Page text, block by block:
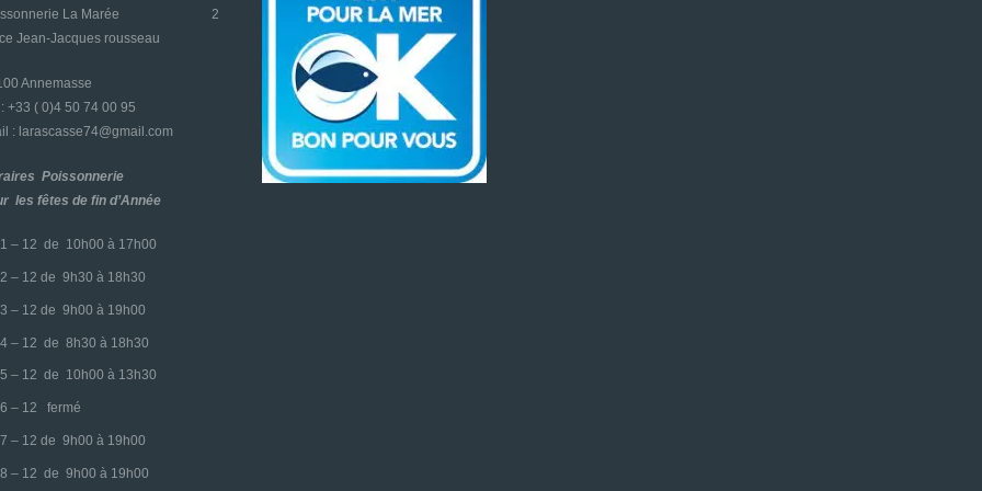
La Marée 2
Jean-Jacques rousseau
Annemasse
: +33 ( 0)4 50 74 00 95
: larascasse74@gmail.com
Poissonnerie
les fêtes de fin d’Année
– 12 de 10h00 à 17h00
– 12 de 9h30 à 18h30
– 12 de 9h00 à 19h00
– 12 de 8h30 à 18h30
– 12 de 10h00 à 13h30
– 12 fermé
– 12 de 9h00 à 19h00
– 12 de 9h00 à 19h00